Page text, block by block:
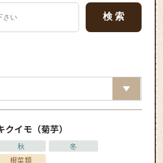
クイモ（菊芋）
秋
冬
根菜類